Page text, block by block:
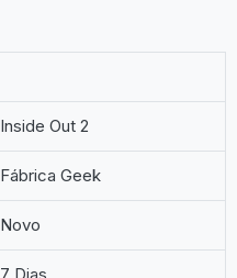
Inside Out 2
Fábrica Geek
Novo